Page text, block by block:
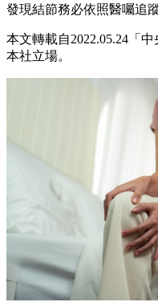
發現結節務必依照醫囑追
本文轉載自2022.05.24「
本社立場。